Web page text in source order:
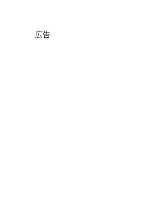
広告